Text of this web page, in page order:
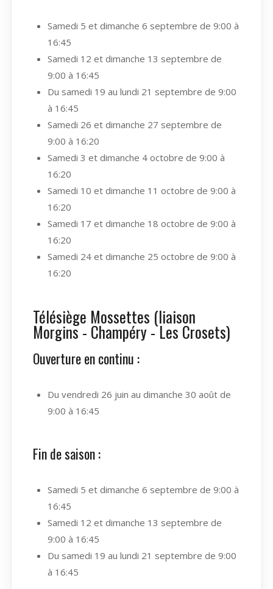
Samedi 5 et dimanche 6 septembre de 9:00 à
16:45
Samedi 12 et dimanche 13 septembre de
9:00 à 16:45
Du samedi 19 au lundi 21 septembre de 9:00
à 16:45
Samedi 26 et dimanche 27 septembre de
9:00 à 16:20
Samedi 3 et dimanche 4 octobre de 9:00 à
16:20
Samedi 10 et dimanche 11 octobre de 9:00 à
16:20
Samedi 17 et dimanche 18 octobre de 9:00 à
16:20
Samedi 24 et dimanche 25 octobre de 9:00 à
16:20
Télésiège Mossettes (liaison
Morgins - Champéry - Les Crosets)
Ouverture en continu :
Du vendredi 26 juin au dimanche 30 août de
9:00 à 16:45
Fin de saison :
Samedi 5 et dimanche 6 septembre de 9:00 à
16:45
Samedi 12 et dimanche 13 septembre de
9:00 à 16:45
Du samedi 19 au lundi 21 septembre de 9:00
à 16:45